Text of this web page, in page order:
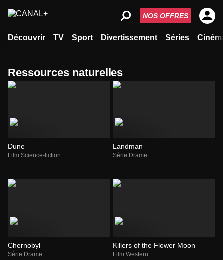
Découvrir TV Sport Divertissement Séries
NOS OFFRES
ressources naturelles
Dune
Film Science-fiction
Landman
Série Drame
Chernobyl
Série Drame
Killers of the Flower Moon
Film Western